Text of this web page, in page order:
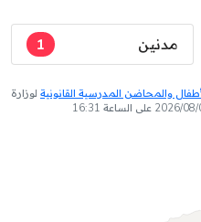
مدنين 1
والمحاضن المدرسية القانونية لوزارة